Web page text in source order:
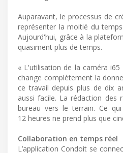
Auparavant, le processus de
représenter la moitié du
Aujourd'hui, grâce à la
quasiment plus de temps.
« L'utilisation de la caméra
change complètement la
ce travail depuis plus de dix
aussi facile. La rédaction des
bureau vers le terrain. Ce
12 heures ne prend plus que
Collaboration en temps réel
L’application Condoit se